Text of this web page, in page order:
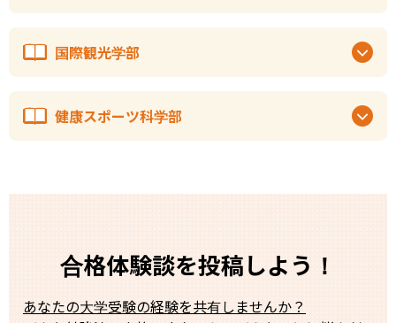
国際観光学部
健康スポーツ科学部
合格体験談を投稿しよう！
あなたの大学受験の経験を共有しませんか？